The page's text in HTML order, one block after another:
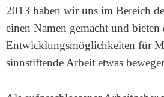
2013 haben wir uns im Bereich
einen Namen gemacht und
Entwicklungsmöglichkeiten für
sinnstiftende Arbeit etwas